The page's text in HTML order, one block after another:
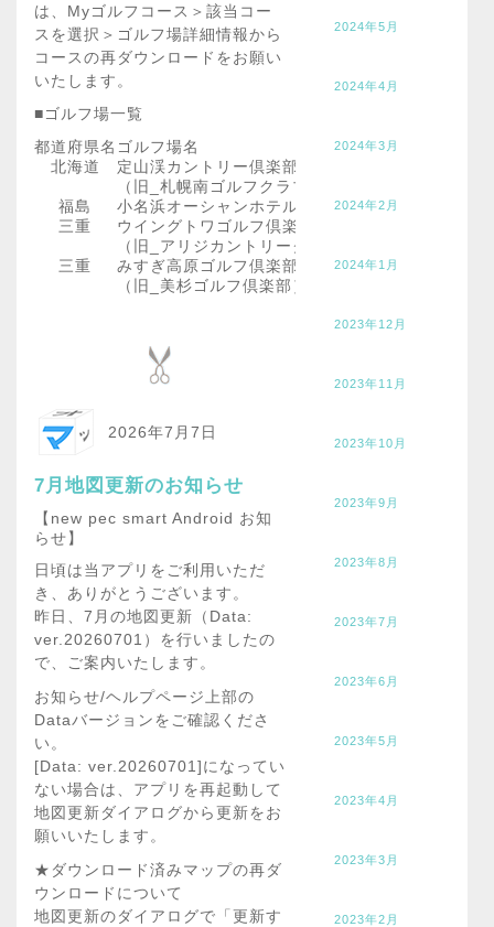
は、Myゴルフコース＞該当コー
スを選択＞ゴルフ場詳細情報から
コースの再ダウンロードをお願い
いたします。
■ゴルフ場一覧
都道府県名 ゴルフ場名
北海道
定山渓カントリー倶楽部 駒丘コース
（旧_札幌南ゴルフクラブ 駒丘コース）
福島
小名浜オーシャンホテル&ゴルフクラブ
三重
ウイングトワゴルフ倶楽部
（旧_アリジカントリークラブ 花垣コース））
三重
みすぎ高原ゴルフ倶楽部
（旧_美杉ゴルフ倶楽部）
2026年7月7日
7月地図更新のお知らせ
【new pec smart Android お知
らせ】
日頃は当アプリをご利用いただ
き、ありがとうございます。
昨日、7月の地図更新（Data:
ver.20260701）を行いましたの
で、ご案内いたします。
お知らせ/ヘルプページ上部の
Dataバージョンをご確認くださ
い。
[Data: ver.20260701]になってい
ない場合は、アプリを再起動して
地図更新ダイアログから更新をお
願いいたします。
★ダウンロード済みマップの再ダ
ウンロードについて
地図更新のダイアログで「更新す
2024年5月
2024年4月
2024年3月
2024年2月
2024年1月
2023年12月
2023年11月
2023年10月
2023年9月
2023年8月
2023年7月
2023年6月
2023年5月
2023年4月
2023年3月
2023年2月